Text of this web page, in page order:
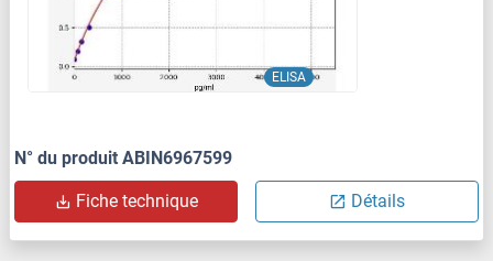
ELISA
N° du produit ABIN6967599
Fiche technique Détails